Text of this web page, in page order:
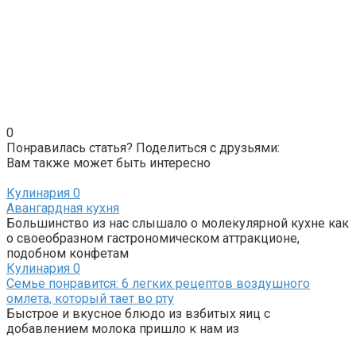
0
Понравилась статья? Поделиться с друзьями:
Вам также может быть интересно
Кулинария 0
Авангардная кухня
Большинство из нас слышало о молекулярной кухне как
о своеобразном гастрономическом аттракционе,
подобном конфетам
Кулинария 0
Семье понравится: 6 легких рецептов воздушного
омлета, который тает во рту
Быстрое и вкусное блюдо из взбитых яиц с
добавлением молока пришло к нам из